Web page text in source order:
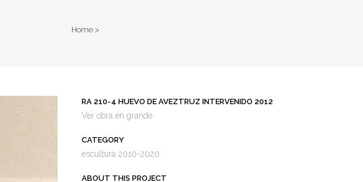
Home >
RA 210-4 HUEVO DE AVEZTRUZ INTERVENIDO 2012
Ver obra en grande
CATEGORY
escultura 2010-2020
ABOUT THIS PROJECT